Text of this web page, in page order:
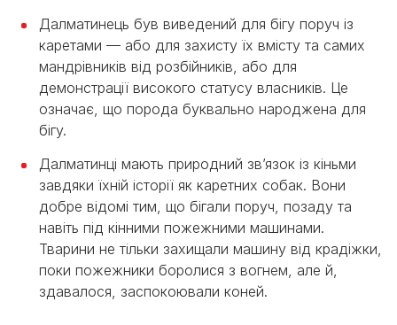
Далматинець був виведений для бігу поруч із
каретами — або для захисту їх вмісту та самих
мандрівників від розбійників, або для
демонстрації високого статусу власників. Це
означає, що порода буквально народжена для
бігу.
Далматинці мають природний зв’язок із кіньми
завдяки їхній історії як каретних собак. Вони
добре відомі тим, що бігали поруч, позаду та
навіть під кінними пожежними машинами.
Тварини не тільки захищали машину від крадіжки,
поки пожежники боролися з вогнем, але й,
здавалося, заспокоювали коней.